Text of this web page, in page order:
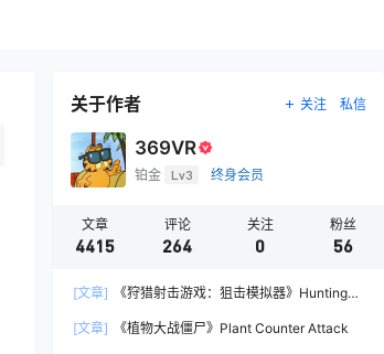
关于作者 关注 私信
369VR
铂金 Lv3 终身会员
文章
4415
评论
264
关注
0
粉丝
56
[文章]
《狩猎射击游戏：狙击模拟器》Hunting
[文章]
《植物大战僵尸》Plant Counter Attack